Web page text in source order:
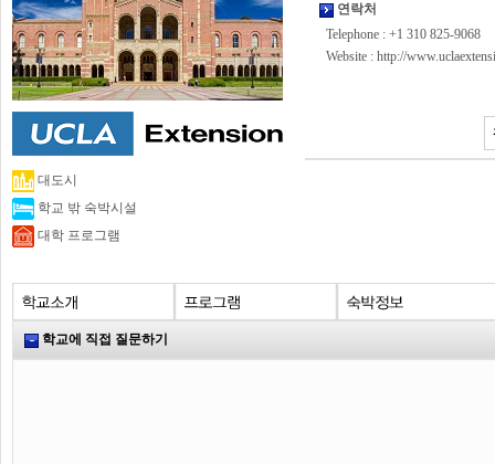
대도시
학교 밖 숙박시설
대학 프로그램
연락처
Telephone : +1 310 825-9068
Website : http://
학교에 직접 질문하기